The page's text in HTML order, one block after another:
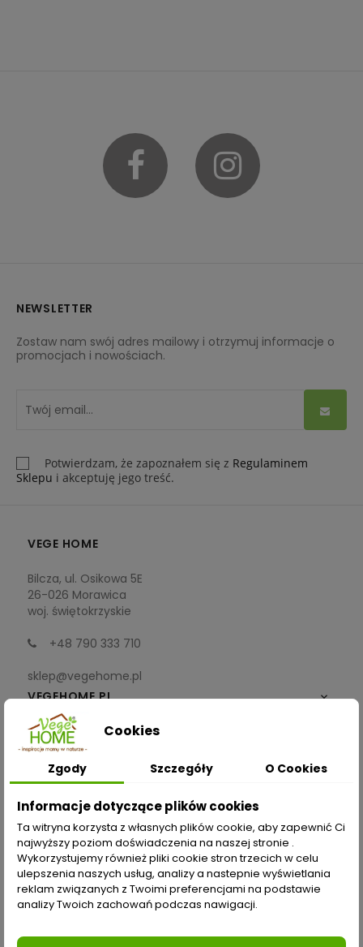
Facebook
NEWSLETTER
Zostaw nam swój adres mailowy i otrzymuj informacje o
promocjach i nowościach.
Potwierdzam, że zapoznałem się z Regulaminem
Sklepu i akceptuję jego treść.
VEGE HOME
Bilcza, ul. Osikowa 5E
26-026 Morawica
woj. świętokrzyskie
+48 790 333 710
sklep@vegehome.pl
VEGEHOME.PL

INFORMACJE
ZAKUPY
Moje konto
Opcje dostawy
Metody płatności
Cookies
Zgody Szczegóły O Cookies
Informacje dotyczące plików cookies
Ta witryna korzysta z własnych plików cookie, aby zapewnić Ci
najwyższy poziom doświadczenia na naszej stronie .
Wykorzystujemy również pliki cookie stron trzecich w celu
ulepszenia naszych usług, analizy a nastepnie wyświetlania
reklam związanych z Twoimi preferencjami na podstawie
analizy Twoich zachowań podczas nawigacji.